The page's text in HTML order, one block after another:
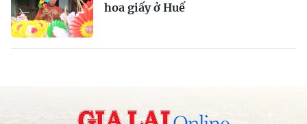
hoa giấy ở Huế